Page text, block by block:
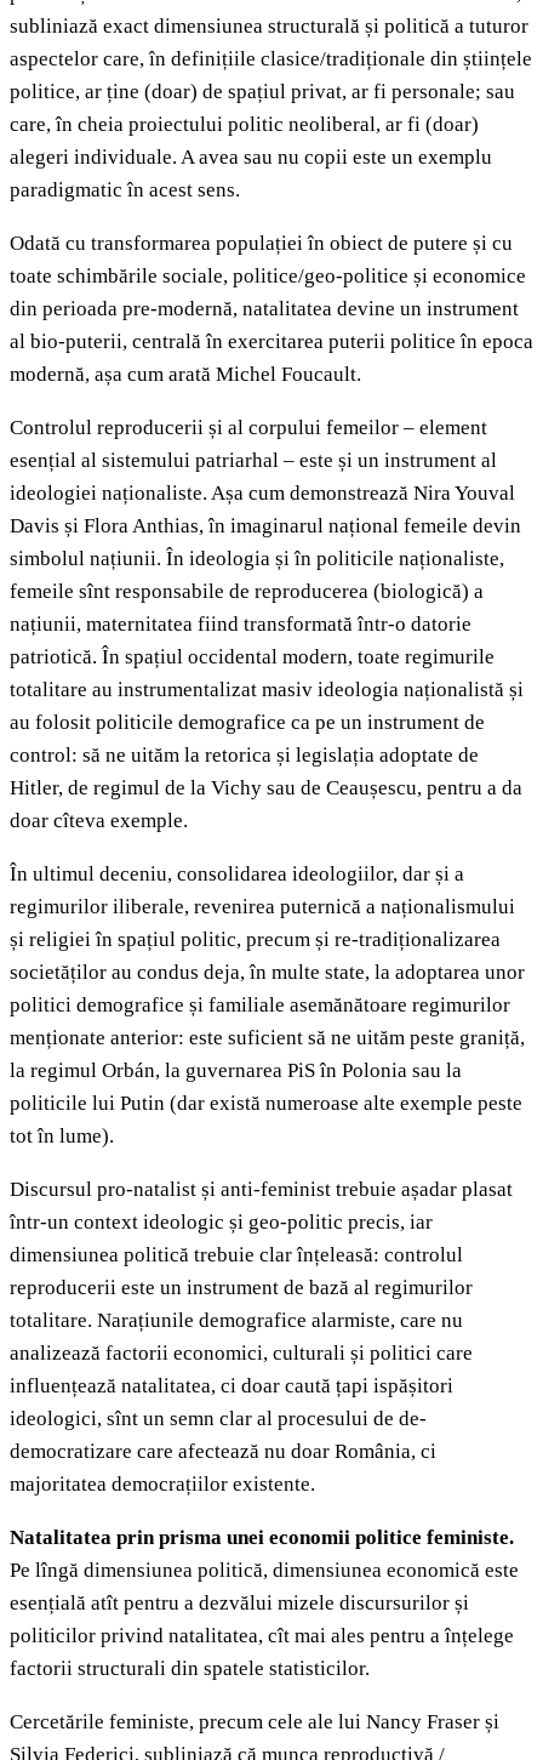
subliniază exact dimensiunea structurală și politică a tuturor
aspectelor care, în definițiile clasice/tradiționale din științele
politice, ar ține (doar) de spațiul privat, ar fi personale; sau
care, în cheia proiectului politic neoliberal, ar fi (doar)
alegeri individuale. A avea sau nu copii este un exemplu
paradigmatic în acest sens.
Odată cu transformarea populației în obiect de putere și cu
toate schimbările sociale, politice/geo-politice și economice
din perioada pre-modernă, natalitatea devine un instrument
al bio-puterii, centrală în exercitarea puterii politice în epoca
modernă, așa cum arată Michel Foucault.
Controlul reproducerii și al corpului femeilor – element
esențial al sistemului patriarhal – este și un instrument al
ideologiei naționaliste. Așa cum demonstrează Nira Youval
Davis și Flora Anthias, în imaginarul național femeile devin
simbolul națiunii. În ideologia și în politicile naționaliste,
femeile sînt responsabile de reproducerea (biologică) a
națiunii, maternitatea fiind transformată într-o datorie
patriotică. În spațiul occidental modern, toate regimurile
totalitare au instrumentalizat masiv ideologia naționalistă și
au folosit politicile demografice ca pe un instrument de
control: să ne uităm la retorica și legislația adoptate de
Hitler, de regimul de la Vichy sau de Ceaușescu, pentru a da
doar cîteva exemple.
În ultimul deceniu, consolidarea ideologiilor, dar și a
regimurilor iliberale, revenirea puternică a naționalismului
și religiei în spațiul politic, precum și re-tradiționalizarea
societăților au condus deja, în multe state, la adoptarea unor
politici demografice și familiale asemănătoare regimurilor
menționate anterior: este suficient să ne uităm peste graniță,
la regimul Orbán, la guvernarea PiS în Polonia sau la
politicile lui Putin (dar există numeroase alte exemple peste
tot în lume).
Discursul pro-natalist și anti-feminist trebuie așadar plasat
într-un context ideologic și geo-politic precis, iar
dimensiunea politică trebuie clar înțeleasă: controlul
reproducerii este un instrument de bază al regimurilor
totalitare. Narațiunile demografice alarmiste, care nu
analizează factorii economici, culturali și politici care
influențează natalitatea, ci doar caută țapi ispășitori
ideologici, sînt un semn clar al procesului de de-
democratizare care afectează nu doar România, ci
majoritatea democrațiilor existente.
Natalitatea prin prisma unei economii politice feministe.
Pe lîngă dimensiunea politică, dimensiunea economică este
esențială atît pentru a dezvălui mizele discursurilor și
politicilor privind natalitatea, cît mai ales pentru a înțelege
factorii structurali din spatele statisticilor.
Cercetările feministe, precum cele ale lui Nancy Fraser și
Silvia Federici, subliniază că munca reproductivă /